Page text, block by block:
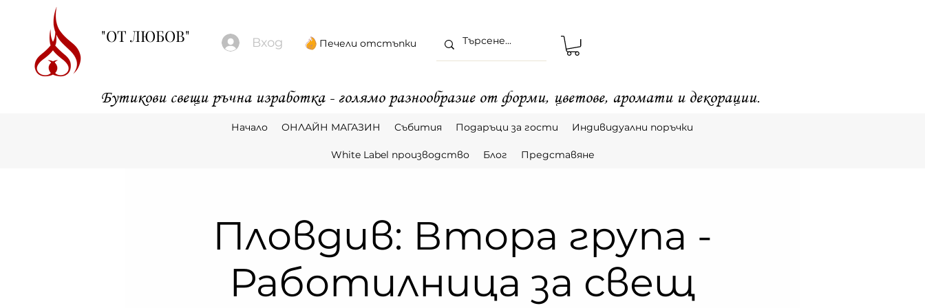
"ОТ ЛЮБОВ" Печели отстъпки
Вход
Бутикови свещи ръчна изработка - голямо разнообразие от форми, цветове, аромати и декорации.
Начало ОНЛАЙН МАГАЗИН Събития Подаръци за гости Индивидуални поръчки
White Label производство Блог Представяне
Пловдив: Втора група -
Работилница за свещ